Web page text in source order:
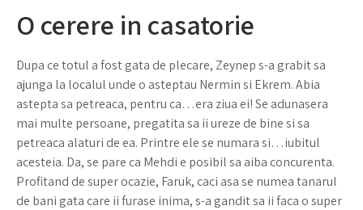
O cerere in casatorie
Dupa ce totul a fost gata de plecare, Zeynep s-a grabit sa
ajunga la localul unde o asteptau Nermin si Ekrem. Abia
astepta sa petreaca, pentru ca…era ziua ei! Se adunasera
mai multe persoane, pregatita sa ii ureze de bine si sa
petreaca alaturi de ea. Printre ele se numara si…iubitul
acesteia. Da, se pare ca Mehdi e posibil sa aiba concurenta.
Profitand de super ocazie, Faruk, caci asa se numea tanarul
de bani gata care ii furase inima, s-a gandit sa ii faca o super